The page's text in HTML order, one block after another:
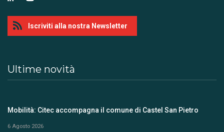
Iscriviti alla nostra Newsletter
Ultime novità
Mobilità: Citec accompagna il comune di Castel San Pietro
6 Agosto 2026